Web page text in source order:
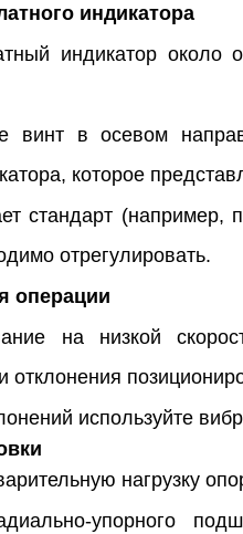
индикатора
индикатор
винт в осевом
которое
стандарт (например,
отрегулировать.
операции
на низкой
отклонения
используйте
нагрузку
упорного